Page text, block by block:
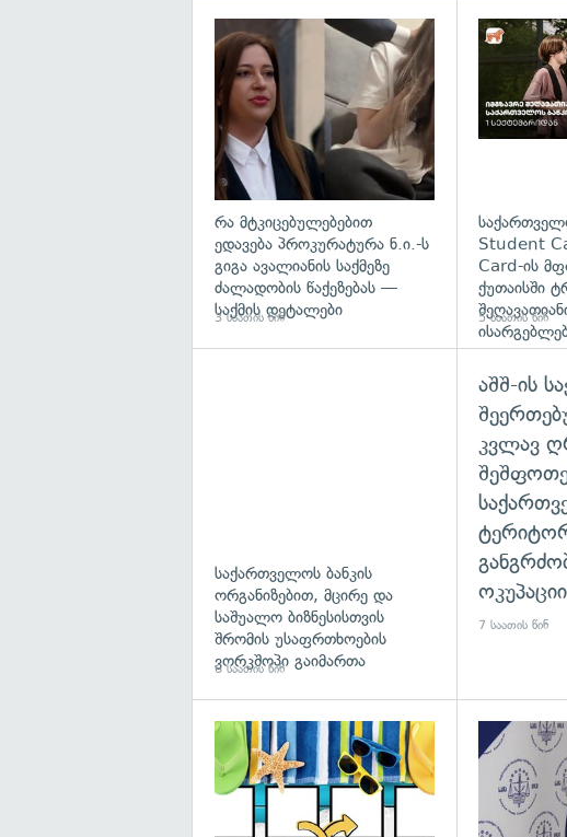
გადახედვა
რა მტკიცებულებებით
ედავება პროკურატურა ნ.ი.-ს
გიგა ავალიანის საქმეზე
ძალადობის წაქეზებას —
საქმის დეტალები
3 საათის წინ
Student
Card-ის
ქუთაისში
5 საათის წინ
საქართველოს ბანკის
ორგანიზებით, მცირე და
საშუალო ბიზნესისთვის
შრომის უსაფრთხოების
ვორკშოპი გაიმართა
6 საათის წინ
აშშ-ის
კვლავ
7 საათის წინ
გადახედვა